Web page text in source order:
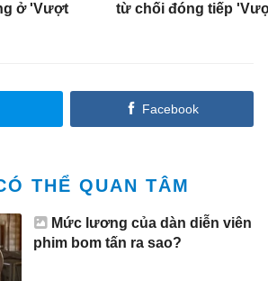
ở 'Vượt
từ chối đóng tiếp
Facebook
THỂ QUAN TÂM
Mức lương của dàn diễn viên
phim bom tấn ra sao?